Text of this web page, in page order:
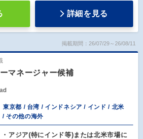
詳細を見る
掲載期間：26/07/29～26/08/11
マネージャー候補
東京都 / 台湾 / インドネシア / インド / 北米
/ その他の海外
アジア(特にインド等)または北米市場に